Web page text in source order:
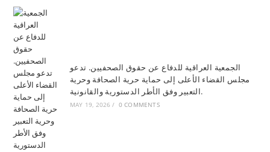
الجمعية العراقية للدفاع عن حقوق الصحفيين. تدعو
مجلس القضاء الأعلى إلى حماية حرية الصحافة وحرية
التعبير وفق الأطر الدستورية والقانونية.
MAY 19, 2026 / 0 COMMENTS